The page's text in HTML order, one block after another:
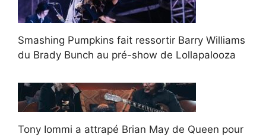
Smashing Pumpkins fait ressortir Barry Williams
du Brady Bunch au pré-show de Lollapalooza
Tony Iommi a attrapé Brian May de Queen pour